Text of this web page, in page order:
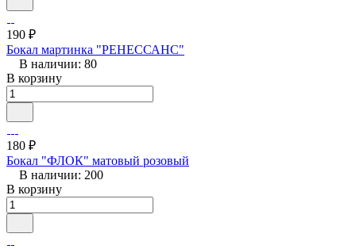
190 ₽
Бокал мартинка "РЕНЕССАНС"
В наличии: 80
В корзину
180 ₽
Бокал "ФЛОК" матовый розовый
В наличии: 200
В корзину